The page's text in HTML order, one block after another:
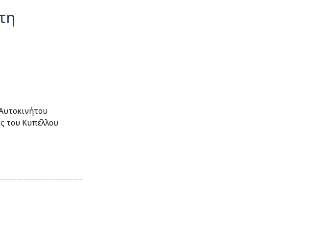
του Κυπέλλου